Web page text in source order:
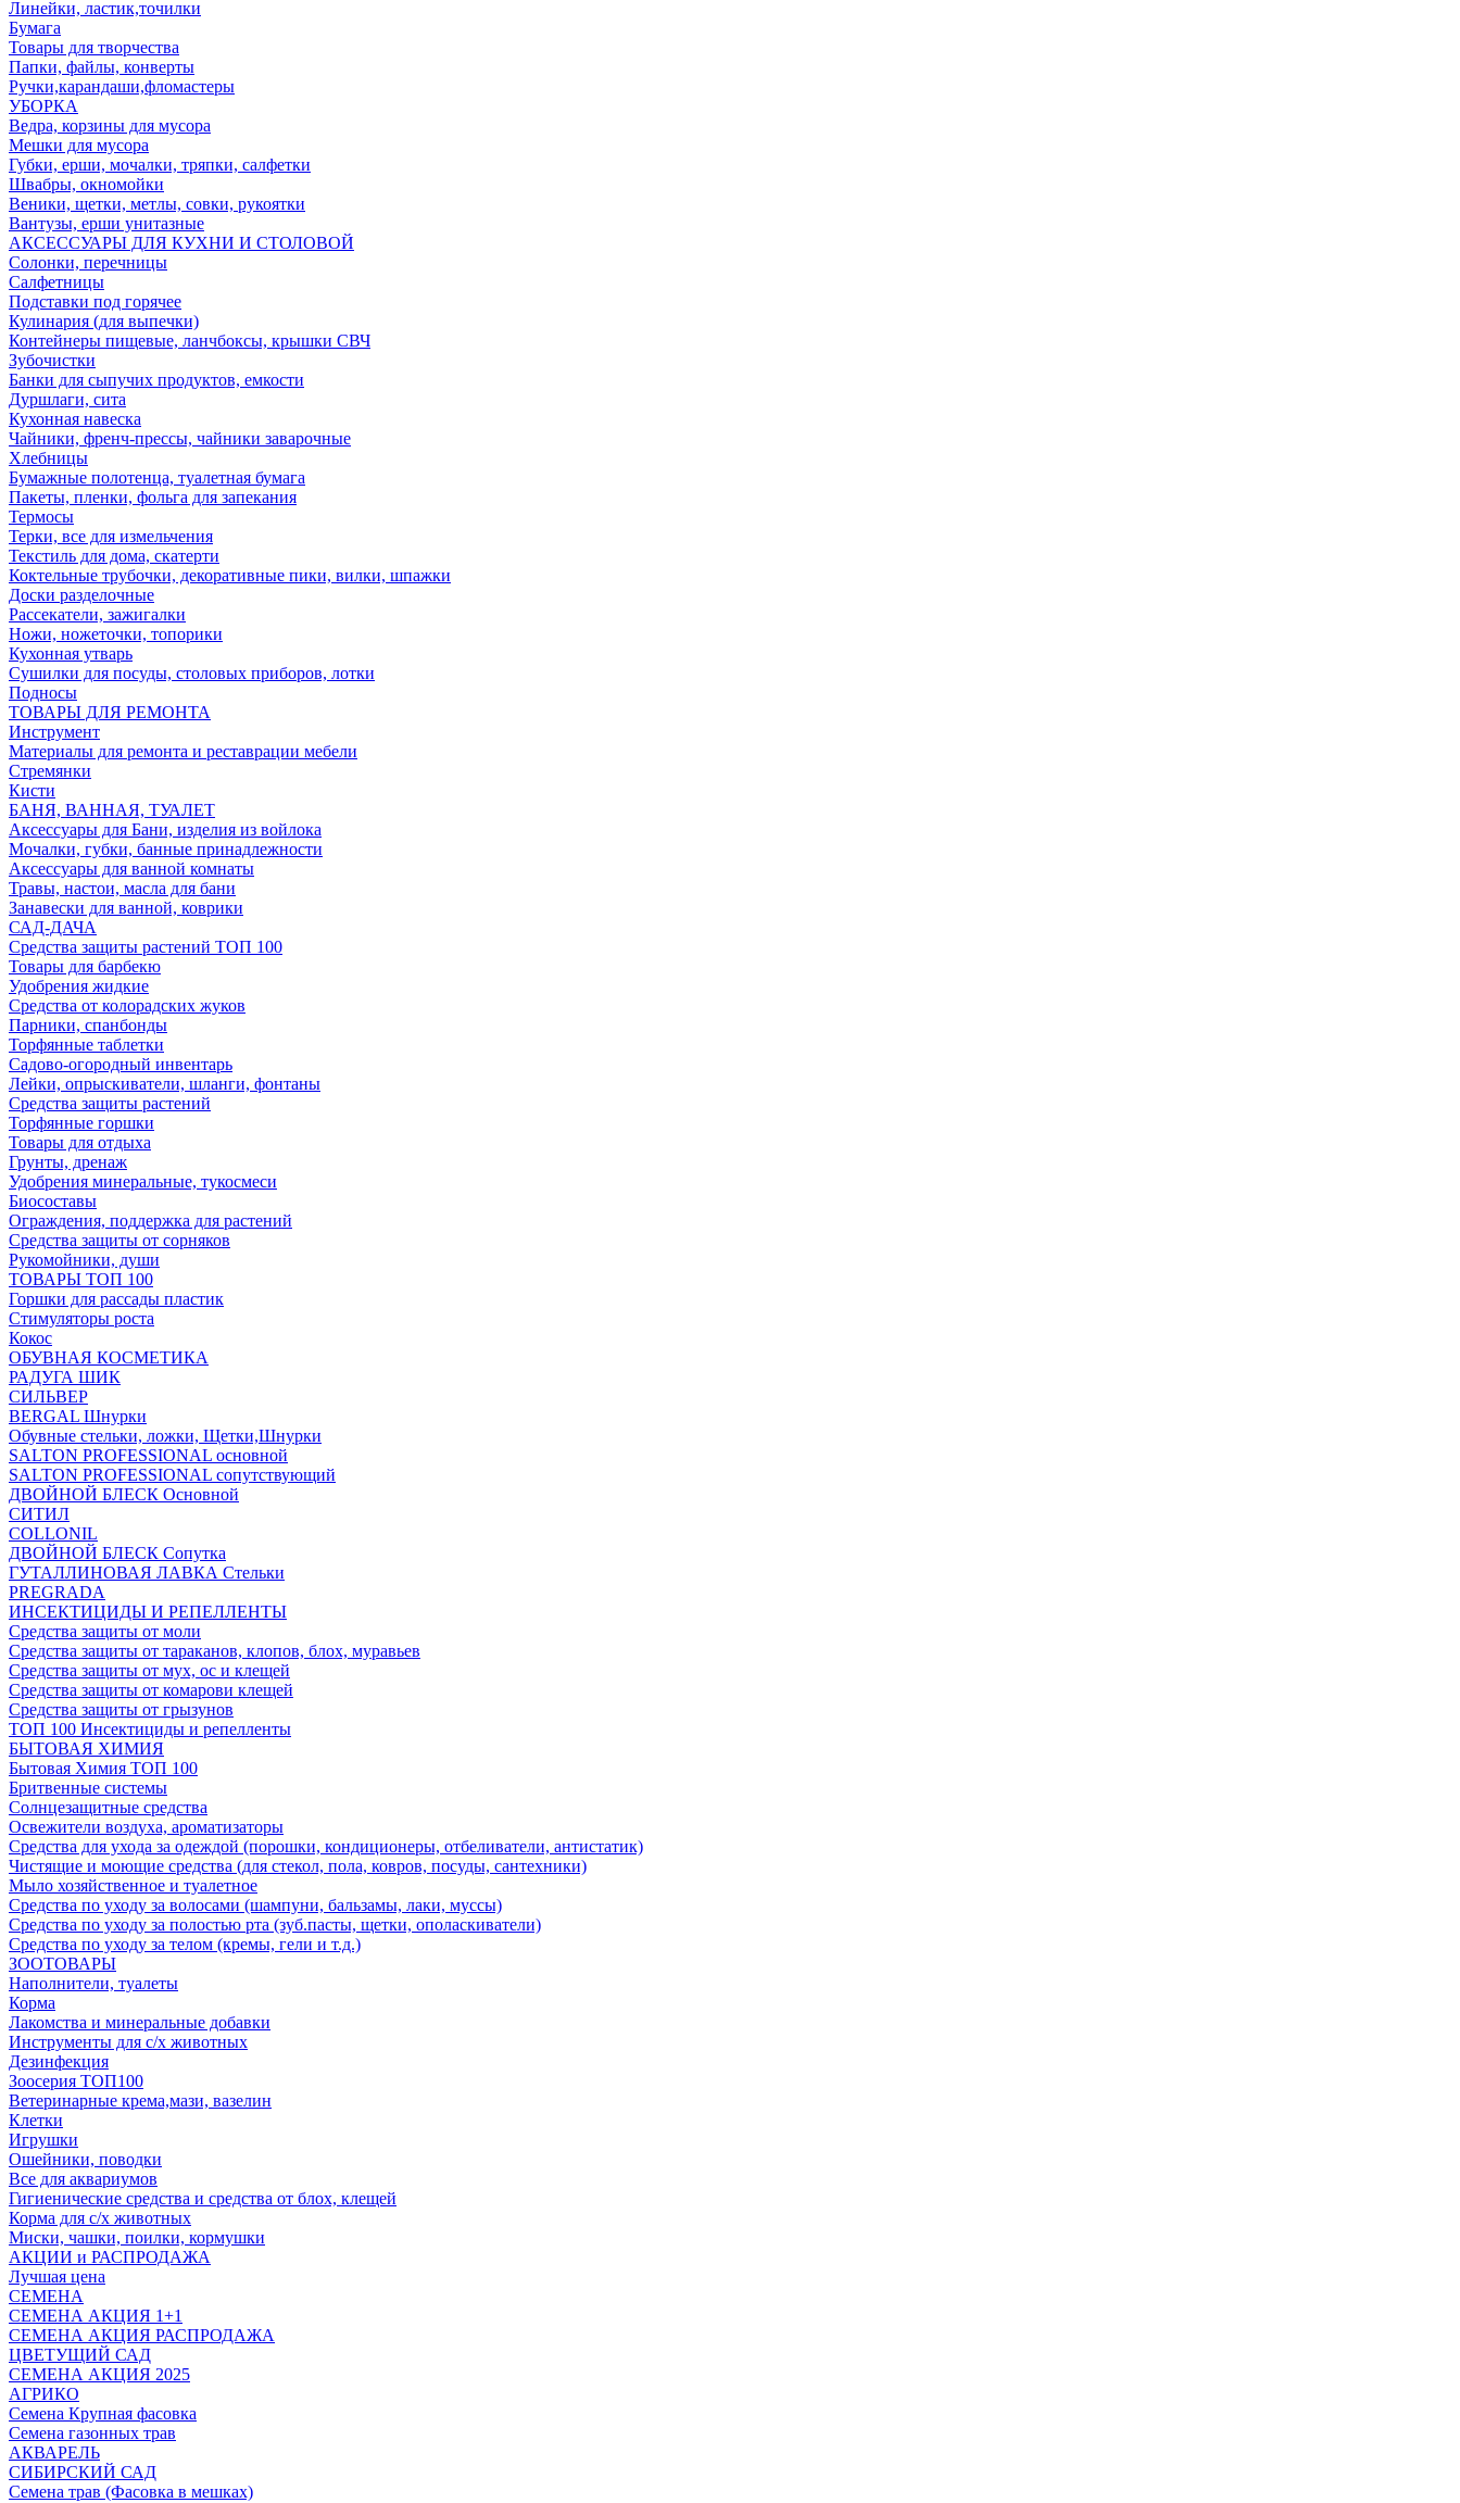
Линейки, ластик,точилки
Бумага
Товары для творчества
Папки, файлы, конверты
Ручки,карандаши,фломастеры
УБОРКА
Ведра, корзины для мусора
Мешки для мусора
Губки, ерши, мочалки, тряпки, салфетки
Швабры, окномойки
Веники, щетки, метлы, совки, рукоятки
Вантузы, ерши унитазные
АКСЕССУАРЫ ДЛЯ КУХНИ И СТОЛОВОЙ
Солонки, перечницы
Салфетницы
Подставки под горячее
Кулинария (для выпечки)
Контейнеры пищевые, ланчбоксы, крышки СВЧ
Зубочистки
Банки для сыпучих продуктов, емкости
Дуршлаги, сита
Кухонная навеска
Чайники, френч-прессы, чайники заварочные
Хлебницы
Бумажные полотенца, туалетная бумага
Пакеты, пленки, фольга для запекания
Термосы
Терки, все для измельчения
Текстиль для дома, скатерти
Коктельные трубочки, декоративные пики, вилки, шпажки
Доски разделочные
Рассекатели, зажигалки
Ножи, ножеточки, топорики
Кухонная утварь
Сушилки для посуды, столовых приборов, лотки
Подносы
ТОВАРЫ ДЛЯ РЕМОНТА
Инструмент
Материалы для ремонта и реставрации мебели
Стремянки
Кисти
БАНЯ, ВАННАЯ, ТУАЛЕТ
Аксессуары для Бани, изделия из войлока
Мочалки, губки, банные принадлежности
Аксессуары для ванной комнаты
Травы, настои, масла для бани
Занавески для ванной, коврики
САД-ДАЧА
Средства защиты растений ТОП 100
Товары для барбекю
Удобрения жидкие
Средства от колорадских жуков
Парники, спанбонды
Торфянные таблетки
Садово-огородный инвентарь
Лейки, опрыскиватели, шланги, фонтаны
Средства защиты растений
Торфянные горшки
Товары для отдыха
Грунты, дренаж
Удобрения минеральные, тукосмеси
Биосоставы
Ограждения, поддержка для растений
Средства защиты от сорняков
Рукомойники, души
ТОВАРЫ ТОП 100
Горшки для рассады пластик
Стимуляторы роста
Кокос
ОБУВНАЯ КОСМЕТИКА
РАДУГА ШИК
СИЛЬВЕР
BERGAL Шнурки
Обувные стельки, ложки, Щетки,Шнурки
SALTON PROFESSIONAL основной
SALTON PROFESSIONAL сопутствующий
ДВОЙНОЙ БЛЕСК Основной
СИТИЛ
COLLONIL
ДВОЙНОЙ БЛЕСК Сопутка
ГУТАЛЛИНОВАЯ ЛАВКА Стельки
PREGRADA
ИНСЕКТИЦИДЫ И РЕПЕЛЛЕНТЫ
Средства защиты от моли
Средства защиты от тараканов, клопов, блох, муравьев
Средства защиты от мух, ос и клещей
Средства защиты от комарови клещей
Средства защиты от грызунов
ТОП 100 Инсектициды и репелленты
БЫТОВАЯ ХИМИЯ
Бытовая Химия ТОП 100
Бритвенные системы
Солнцезащитные средства
Освежители воздуха, ароматизаторы
Средства для ухода за одеждой (порошки, кондиционеры, отбеливатели, антистатик)
Чистящие и моющие средства (для стекол, пола, ковров, посуды, сантехники)
Мыло хозяйственное и туалетное
Средства по уходу за волосами (шампуни, бальзамы, лаки, муссы)
Средства по уходу за полостью рта (зуб.пасты, щетки, ополаскиватели)
Средства по уходу за телом (кремы, гели и т.д.)
ЗООТОВАРЫ
Наполнители, туалеты
Корма
Лакомства и минеральные добавки
Инструменты для с/х животных
Дезинфекция
Зоосерия ТОП100
Ветеринарные крема,мази, вазелин
Клетки
Игрушки
Ошейники, поводки
Все для аквариумов
Гигиенические средства и средства от блох, клещей
Корма для с/х животных
Миски, чашки, поилки, кормушки
АКЦИИ и РАСПРОДАЖА
Лучшая цена
СЕМЕНА
СЕМЕНА АКЦИЯ 1+1
СЕМЕНА АКЦИЯ РАСПРОДАЖА
ЦВЕТУЩИЙ САД
СЕМЕНА АКЦИЯ 2025
АГРИКО
Семена Крупная фасовка
Семена газонных трав
АКВАРЕЛЬ
СИБИРСКИЙ САД
Семена трав (Фасовка в мешках)